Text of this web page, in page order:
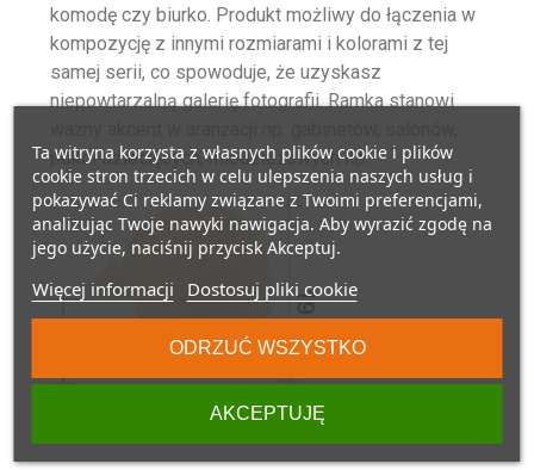
komodę czy biurko. Produkt możliwy do łączenia w
kompozycję z innymi rozmiarami i kolorami z tej
samej serii, co spowoduje, że uzyskasz
niepowtarzalną galerię fotografii. Ramka stanowi
pokoi dziecięcych, młodzieżowych itp.
Ta witryna korzysta z własnych plików cookie i plików
cookie stron trzecich w celu ulepszenia naszych usług i
pokazywać Ci reklamy związane z Twoimi preferencjami,
analizując Twoje nawyki nawigacja. Aby wyrazić zgodę na
jego użycie, naciśnij przycisk Akceptuj.
Więcej informacji Dostosuj pliki cookie
ODRZUĆ WSZYSTKO
AKCEPTUJĘ